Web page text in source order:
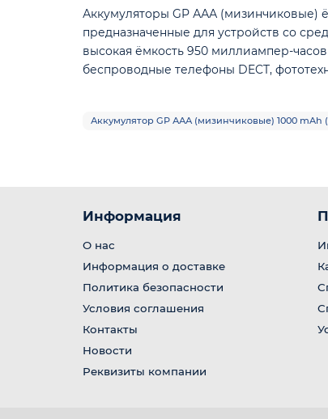
Аккумуляторы GP ААА (мизинчиковые)
предназначенные для устройств со
высокая ёмкость 950 миллиампер-
беспроводные телефоны DECT,
Аккумулятор GP ААА (мизинчиковые) 1000 mAh
Информация
О нас
Информация о доставке
Политика безопасности
Условия соглашения
Контакты
Новости
Реквизиты компании